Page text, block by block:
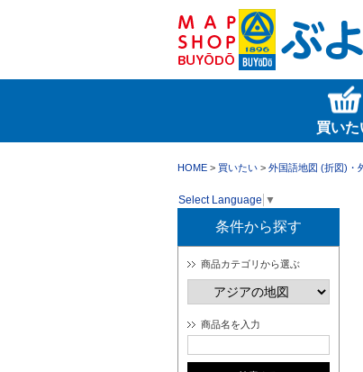
買いた
HOME > 買いたい > 外国語地図 (折図)・
Select Language ▼
条件から探す
商品カテゴリから選ぶ
商品名を入力